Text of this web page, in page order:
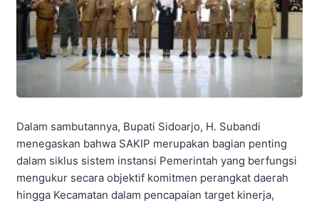
Dalam sambutannya, Bupati Sidoarjo, H. Subandi
menegaskan bahwa SAKIP merupakan bagian penting
dalam siklus sistem instansi Pemerintah yang berfungsi
mengukur secara objektif komitmen perangkat daerah
hingga Kecamatan dalam pencapaian target kinerja,